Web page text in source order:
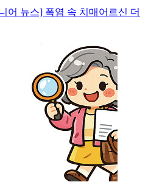
어 뉴스] 폭염 속 치매어르신 더